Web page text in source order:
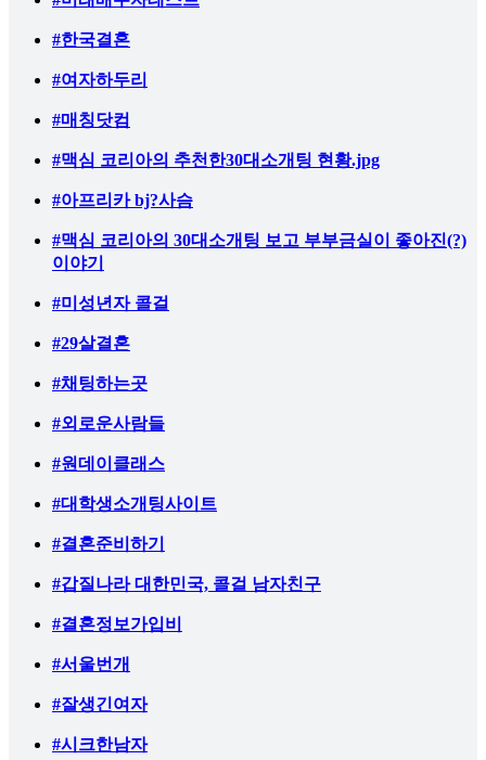
#한국결혼
#여자하두리
#매칭닷컴
#맥심 코리아의 추천한30대소개팅 현황.jpg
#아프리카 bj?사슴
#맥심 코리아의 30대소개팅 보고 부부금실이 좋아진(?)
이야기
#미성년자 콜걸
#29살결혼
#채팅하는곳
#외로운사람들
#원데이클래스
#대학생소개팅사이트
#결혼준비하기
#갑질나라 대한민국, 콜걸 남자친구
#결혼정보가입비
#서울번개
#잘생긴여자
#시크한남자